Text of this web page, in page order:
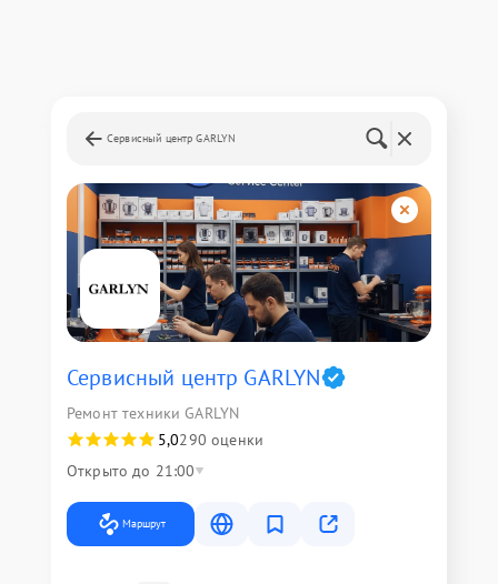
Сервисный центр GARLYN
Сервисный центр GARLYN
Ремонт техники GARLYN
5,0290 оценки
Открыто до 21:00
Маршрут